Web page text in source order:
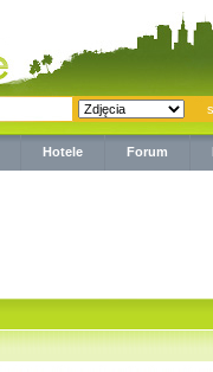
Hotele Forum